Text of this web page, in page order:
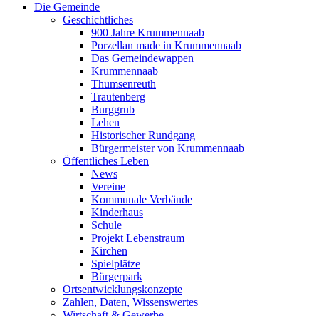
Die Gemeinde
Geschichtliches
900 Jahre Krummennaab
Porzellan made in Krummennaab
Das Gemeindewappen
Krummennaab
Thumsenreuth
Trautenberg
Burggrub
Lehen
Historischer Rundgang
Bürgermeister von Krummennaab
Öffentliches Leben
News
Vereine
Kommunale Verbände
Kinderhaus
Schule
Projekt Lebenstraum
Kirchen
Spielplätze
Bürgerpark
Ortsentwicklungskonzepte
Zahlen, Daten, Wissenswertes